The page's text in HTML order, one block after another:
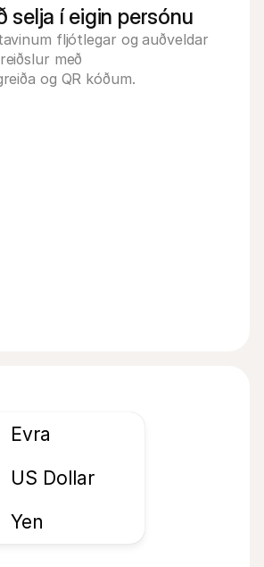
selja í eigin persónu
fljótlegar og auðveldar
með
og QR kóðum.
Evra
US Dollar
Yen